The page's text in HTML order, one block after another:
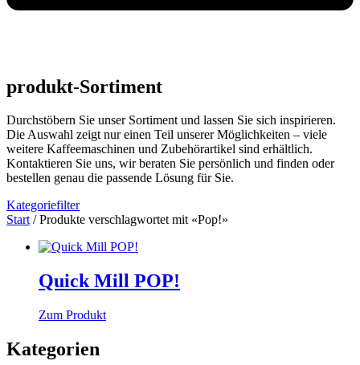
produkt-Sortiment
Durchstöbern Sie unser Sortiment und lassen Sie sich inspirieren.
Die Auswahl zeigt nur einen Teil unserer Möglichkeiten – viele
weitere Kaffeemaschinen und Zubehörartikel sind erhältlich.
Kontaktieren Sie uns, wir beraten Sie persönlich und finden oder
bestellen genau die passende Lösung für Sie.
Kategoriefilter
Start/ Produkte verschlagwortet mit «Pop!»
Quick Mill POP!
Zum Produkt
Kategorien